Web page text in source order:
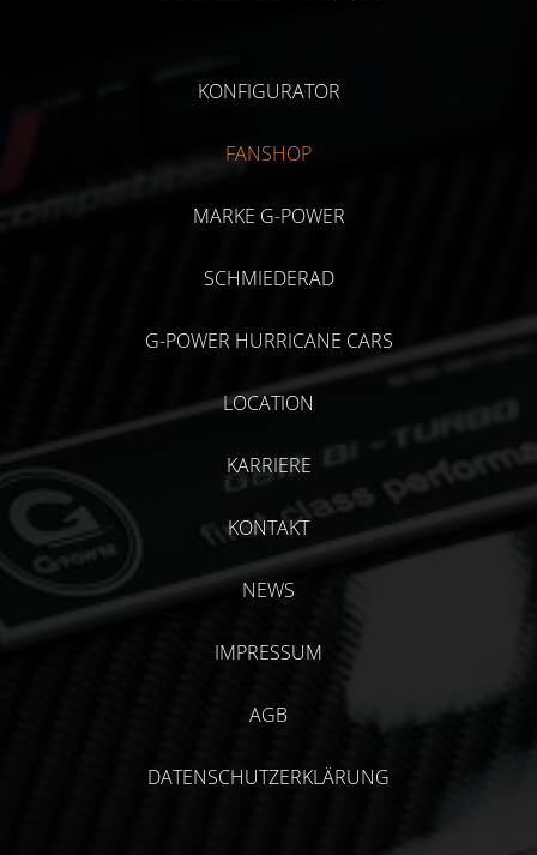
KONFIGURATOR
FANSHOP
MARKE G-POWER
SCHMIEDERAD
G-POWER HURRICANE CARS
LOCATION
KARRIERE
KONTAKT
NEWS
IMPRESSUM
AGB
DATENSCHUTZERKLÄRUNG